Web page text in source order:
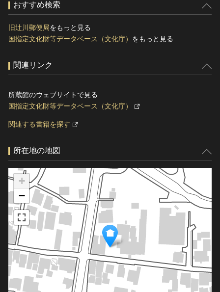
おすすめ検索
旧辻川郵便局をもっと見る
国指定文化財等データベース（文化庁） をもっと見る
関連リンク
所蔵館のウェブサイトで見る
国指定文化財等データベース（文化庁）
関連する書籍を探す
所在地の地図
+
−